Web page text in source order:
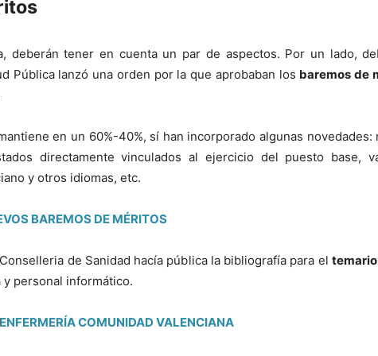
deberán tener en cuenta un par de aspectos. Por un lado,
Pública lanzó una orden por la que aprobaban los baremos de
en un 60%-40%, sí han incorporado algunas
directamente vinculados al ejercicio del puesto base,
y otros idiomas, etc.
BAREMOS DE MÉRITOS
de Sanidad hacía pública la bibliografía para el
personal informático.
COMUNIDAD VALENCIANA